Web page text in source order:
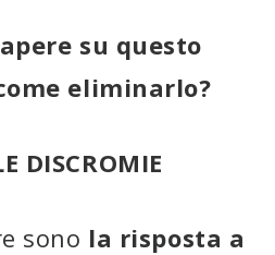
su questo
eliminarlo?
DISCROMIE
sono la risposta a